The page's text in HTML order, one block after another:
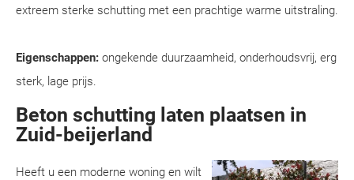
extreem sterke schutting met een prachtige warme uitstraling.
Eigenschappen: ongekende duurzaamheid, onderhoudsvrij, erg
sterk, lage prijs.
Beton schutting laten plaatsen in
Zuid-beijerland
Heeft u een moderne woning en wilt